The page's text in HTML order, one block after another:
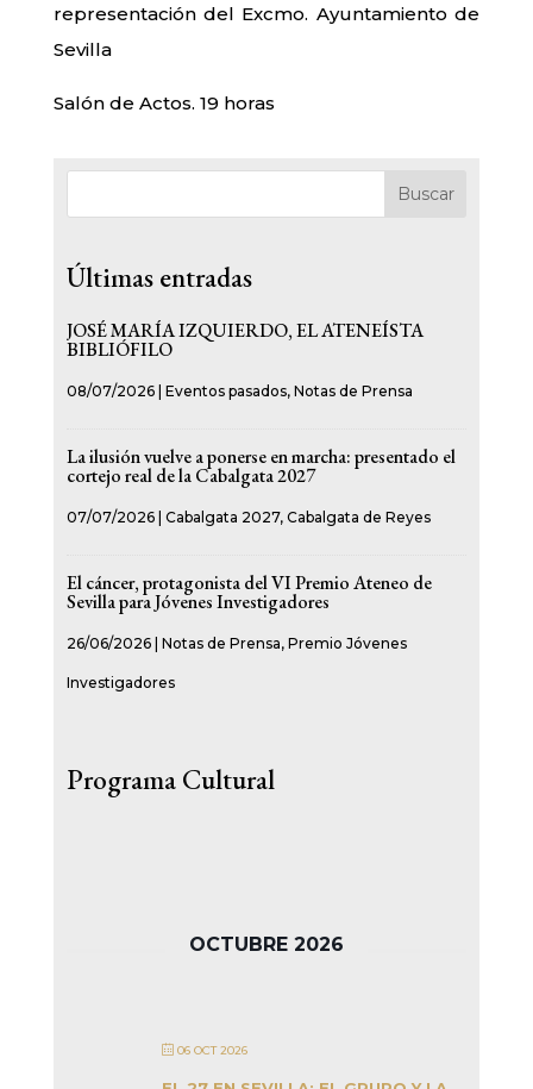
representación del Excmo. Ayuntamiento de
Sevilla
Salón de Actos. 19 horas
Buscar
Últimas entradas
JOSÉ MARÍA IZQUIERDO, EL ATENEÍSTA
BIBLIÓFILO
08/07/2026| Eventos pasados, Notas de Prensa
La ilusión vuelve a ponerse en marcha: presentado el
cortejo real de la Cabalgata 2027
07/07/2026| Cabalgata 2027, Cabalgata de Reyes
El cáncer, protagonista del VI Premio Ateneo de
Sevilla para Jóvenes Investigadores
26/06/2026| Notas de Prensa, Premio Jóvenes
Investigadores
Programa Cultural
OCTUBRE 2026
06 OCT 2026